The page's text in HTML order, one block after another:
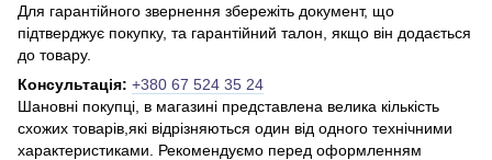
Для гарантійного звернення збережіть документ, що
підтверджує покупку, та гарантійний талон, якщо він додається
до товару.
Консультація: +380 67 524 35 24
Шановні покупці, в магазині представлена ​​велика кількість
схожих товарів,які відрізняються один від одного технічними
характеристиками. Рекомендуємо перед оформленням